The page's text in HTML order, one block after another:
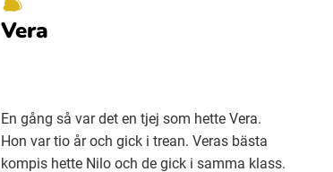
Vera
En gång så var det en tjej som hette Vera.
Hon var tio år och gick i trean. Veras bästa
kompis hette Nilo och de gick i samma klass.